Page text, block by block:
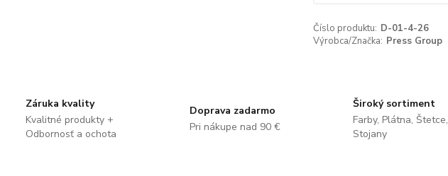
Číslo produktu: D-01-4-26
Výrobca/Značka: Press Group
Záruka kvality
Kvalitné produkty +
Odbornosť a ochota
Doprava zadarmo
Pri nákupe nad 90 €
Široký sortiment
Farby, Plátna, Štetce,
Stojany